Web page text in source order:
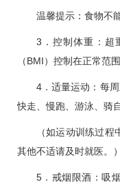
温馨提示：食物不
3．控制体重：超
（BMI）控制在正常范
4．适量运动：每
快走、慢跑、游泳、骑
（如运动训练过
其他不适请及时就医。）
5．戒烟限酒：吸